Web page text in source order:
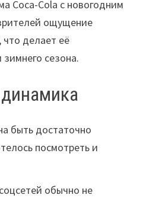
Coca-Cola с новогодним
ощущение
что делает её
сезона.
быть достаточно
посмотреть и
обычно не